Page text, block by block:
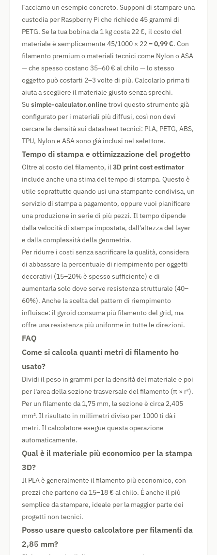
Facciamo un esempio concreto. Supponi di stampare una
custodia per Raspberry Pi che richiede 45 grammi di
PETG. Se la tua bobina da 1 kg costa 22 €, il costo del
materiale è semplicemente 45/1000 × 22 =0,99 €. Con
filamento premium o materiali tecnici come Nylon o ASA
— che spesso costano 35–60 € al chilo — lo stesso
oggetto può costarti 2–3 volte di più. Calcolarlo prima ti
aiuta a scegliere il materiale giusto senza sprechi.
Su simple-calculator.onlinetrovi questo strumento già
configurato per i materiali più diffusi, così non devi
cercare le densità sui datasheet tecnici: PLA, PETG, ABS,
TPU, Nylon e ASA sono già inclusi nel selettore.
Tempo di stampa e ottimizzazione del progetto
Oltre al costo del filamento, il3D print cost estimator
include anche una stima del tempo di stampa. Questo è
utile soprattutto quando usi una stampante condivisa, un
servizio di stampa a pagamento, oppure vuoi pianificare
una produzione in serie di più pezzi. Il tempo dipende
dalla velocità di stampa impostata, dall'altezza del layer
e dalla complessità della geometria.
Per ridurre i costi senza sacrificare la qualità, considera
di abbassare la percentuale di riempimento per oggetti
decorativi (15–20% è spesso sufficiente) e di
aumentarla solo dove serve resistenza strutturale (40–
60%). Anche la scelta del pattern di riempimento
influisce: il gyroid consuma più filamento del grid, ma
offre una resistenza più uniforme in tutte le direzioni.
FAQ
Come si calcola quanti metri di filamento ho
usato?
Dividi il peso in grammi per la densità del materiale e poi
per l'area della sezione trasversale del filamento (π × r²).
Per un filamento da 1,75 mm, la sezione è circa 2,405
mm². Il risultato in millimetri diviso per 1000 ti dà i
metri. Il calcolatore esegue questa operazione
automaticamente.
Qual è il materiale più economico per la stampa
3D?
Il PLA è generalmente il filamento più economico, con
prezzi che partono da 15–18 € al chilo. È anche il più
semplice da stampare, ideale per la maggior parte dei
progetti non tecnici.
Posso usare questo calcolatore per filamenti da
2,85 mm?